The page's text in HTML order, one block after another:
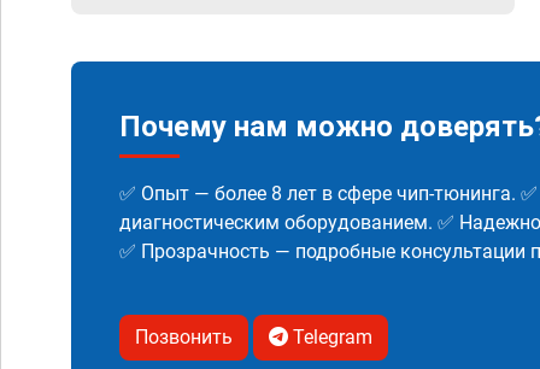
Почему нам можно
✅ Опыт — более 8 лет в сфере чип-тюнинга.
диагностическим оборудованием. ✅
✅ Прозрачность — подробные консультации
Позвонить Telegram